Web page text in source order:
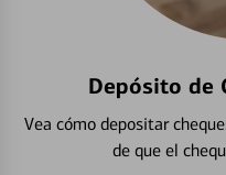
Depósito de
Vea cómo depositar
de que el